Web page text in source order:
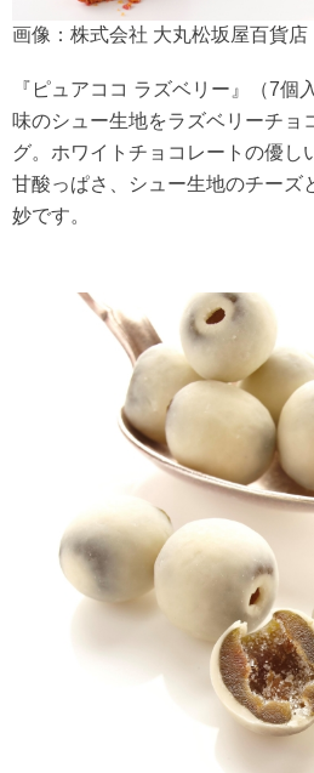
画像：株式会社 大丸松坂屋百貨店
『ピュアココ ラズベリー』（7個
味のシュー生地をラズベリーチョ
グ。ホワイトチョコレートの優し
甘酸っぱさ、シュー生地のチーズ
妙です。